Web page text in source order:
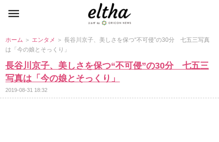
ホーム ＞ エンタメ ＞ 長谷川京子、美しさを保つ“不可侵”の30分 七五三写真
は「今の娘とそっくり」
長谷川京子、美しさを保つ“不可侵”の30分 七五三
写真は「今の娘とそっくり」
2019-08-31 18:32